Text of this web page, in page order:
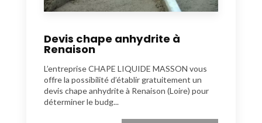
Devis chape anhydrite à
Renaison
L’entreprise CHAPE LIQUIDE MASSON vous
offre la possibilité d’établir gratuitement un
devis chape anhydrite à Renaison (Loire) pour
déterminer le budg...